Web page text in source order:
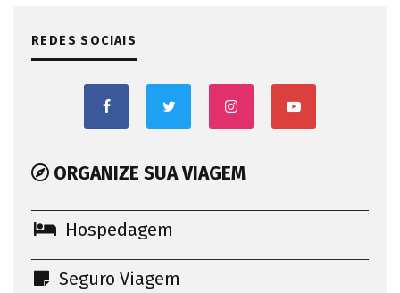
REDES SOCIAIS
ORGANIZE SUA VIAGEM
Hospedagem
Seguro Viagem